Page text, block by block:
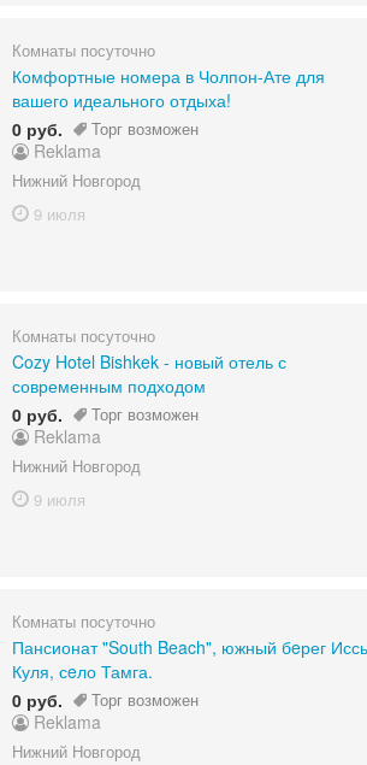
Комнаты посуточно
Комфортные номера в Чолпон-Ате для
вашего идеального отдыха!
0 руб.
Торг возможен
Reklama
Нижний Новгород
9 июля
Комнаты посуточно
Cozy Hotel Bishkek - новый отель с
современным подходом
0 руб.
Торг возможен
Reklama
Нижний Новгород
9 июля
Комнаты посуточно
Пансионат "South Beach", южный бeрег
Куля, сeло Тамга.
0 руб.
Торг возможен
Reklama
Нижний Новгород